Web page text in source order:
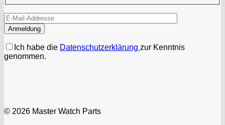
Ich habe die Datenschutzerklärung zur Kenntnis
genommen.
© 2026 Master Watch Parts